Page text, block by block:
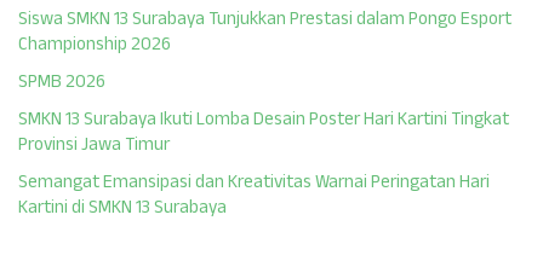
Siswa SMKN 13 Surabaya Tunjukkan Prestasi dalam Pongo Esport
Championship 2026
SPMB 2026
SMKN 13 Surabaya Ikuti Lomba Desain Poster Hari Kartini Tingkat
Provinsi Jawa Timur
Semangat Emansipasi dan Kreativitas Warnai Peringatan Hari
Kartini di SMKN 13 Surabaya